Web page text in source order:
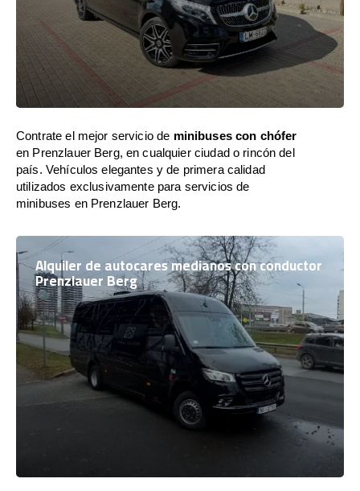
Contrate el mejor servicio de minibuses con chófer
en Prenzlauer Berg, en cualquier ciudad o rincón del
país. Vehículos elegantes y de primera calidad
utilizados exclusivamente para servicios de
minibuses en Prenzlauer Berg.
Alquiler de autocares medianos con conductor
Prenzlauer Berg